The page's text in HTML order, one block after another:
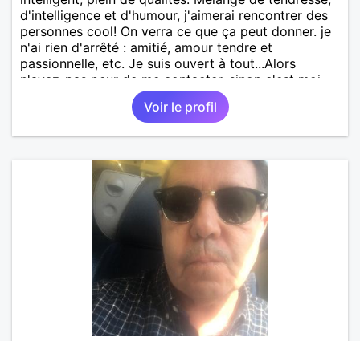
d'intelligence et d'humour, j'aimerai rencontrer des
personnes cool! On verra ce que ça peut donner. je
n'ai rien d'arrêté : amitié, amour tendre et
passionnelle, etc. Je suis ouvert à tout...Alors
n'ayez-pas peur de me contacter, sinon c'est moi
qui le ferais!!!!!!!!!!!!! Ou peut-être pas! je suis
100000000000 vrai. Voir le profil